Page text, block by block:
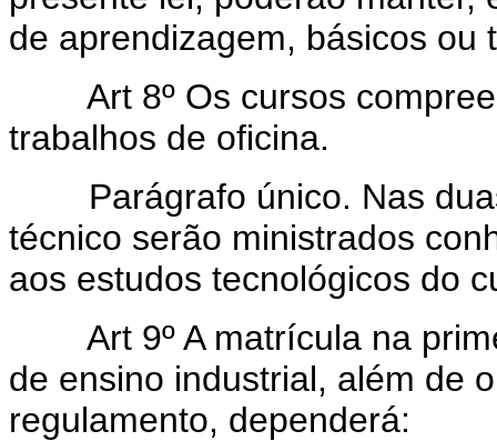
de aprendizagem, básicos ou
Art 8º Os cursos
trabalhos de oficina.
Parágrafo único. Nas
técnico serão ministrados
aos estudos tecnológicos do
Art 9º A matrícula na
de ensino industrial, além de
regulamento, dependerá: